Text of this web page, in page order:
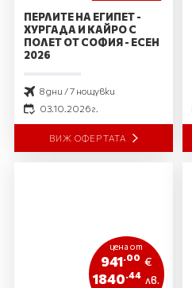
ПЕРЛИТЕ НА ЕГИПЕТ -
ХУРГАДА И КАЙРО С
ПОЛЕТ ОТ СОФИЯ - ЕСЕН
2026
8 дни / 7 нощувки
03.10.2026 г.
ВИЖ ОФЕРТАТА
цена от
941 .00 €
1840.44 лв.